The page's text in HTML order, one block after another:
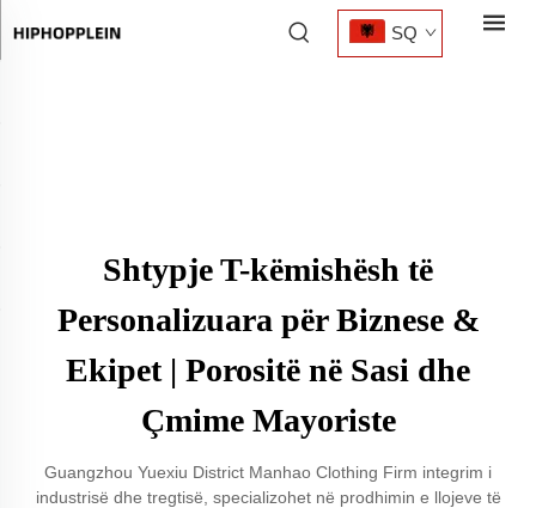
SQ
Shtypje T-këmishësh të
Personalizuara për Biznese &
Ekipet | Porositë në Sasi dhe
Çmime Mayoriste
Guangzhou Yuexiu District Manhao Clothing Firm integrim i
industrisë dhe tregtisë, specializohet në prodhimin e llojeve të